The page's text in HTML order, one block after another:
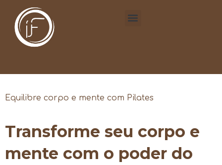
Equilibre corpo e mente com Pilates
Transforme seu corpo e
mente com o poder do